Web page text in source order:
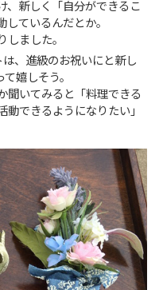
、新しく「自分ができるこ
ているんだとか。
ました。
、進級のお祝いにと新し
嬉しそう。
聞いてみると「料理できる
できるようになりたい」